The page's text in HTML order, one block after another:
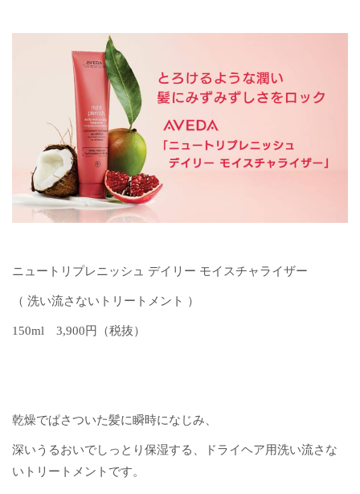
ニュートリプレニッシュ デイリー モイスチャライザー
（ 洗い流さないトリートメント ）
150ml 3,900円（税抜）
乾燥でぱさついた髪に瞬時になじみ、
深いうるおいでしっとり保湿する、ドライヘア用洗い流さな
いトリートメントです。